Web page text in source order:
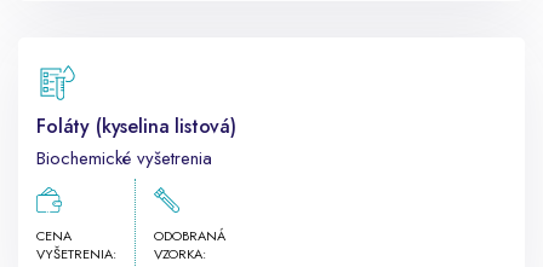
Foláty (kyselina listová)
Biochemické vyšetrenia
CENA
VYŠETRENIA:
ODOBRANÁ
VZORKA: